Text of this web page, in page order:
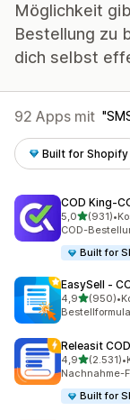
Möglichkeit
Bestellung zu
dich selbst
92 Apps mit
Built for Shopify
COD
5,0von 5
(931)
931 •
COD-
Built for
EasySell ‑
4,9von 5(950)
950 •
Releasit
4,9von 5(2.531)
2531 •
Nachnahme-
Built for